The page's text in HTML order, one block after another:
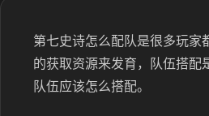
第七史诗怎么配队是很多玩家
的获取资源来发育，队伍搭配
队伍应该怎么搭配。